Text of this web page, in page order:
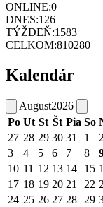
ONLINE:0
DNES:126
TÝŽDEŇ:1583
CELKOM:810280
Kalendár
August2026
Po Ut St Št Pia So
27 28 29 30 31 1
2
3
4 5 6 7 8
10 11 12 13 14 15
17 18 19 20 21 22
24 25 26 27 28 29